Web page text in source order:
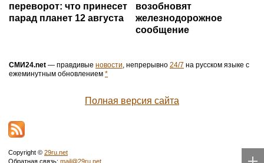
переворот: что принесет
парад планет 12 августа
возобновят
железнодорожное
сообщение
СМИ24.net — правдивые новости , непрерывно 24/7 на русском языке с
ежеминутным обновлением *
Полная версия сайта
Copyright © 29ru.net
Обратная связь: mail@29ru.net